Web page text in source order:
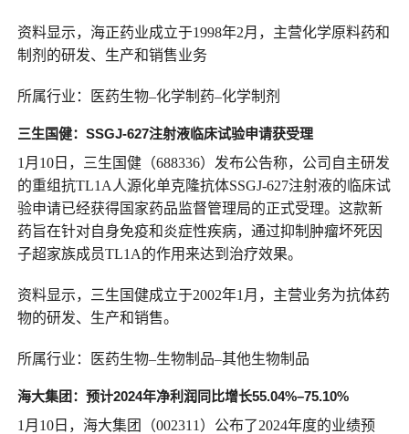
资料显示，海正药业成立于1998年2月，主营化学原料药和
制剂的研发、生产和销售业务
所属行业：医药生物–化学制药–化学制剂
三生国健： SSGJ-627注射液临床试验申请获受理
1月10日，三生国健（688336）发布公告称，公司自主研发
的重组抗TL1A人源化单克隆抗体SSGJ-627注射液的临床试
验申请已经获得国家药品监督管理局的正式受理。这款新
药旨在针对自身免疫和炎症性疾病，通过抑制肿瘤坏死因
子超家族成员TL1A的作用来达到治疗效果。
资料显示，三生国健成立于2002年1月，主营业务为抗体药
物的研发、生产和销售。
所属行业：医药生物–生物制品–其他生物制品
海大集团：预计2024年净利润同比增长55.04%–75.10%
1月10日，海大集团（002311）公布了2024年度的业绩预